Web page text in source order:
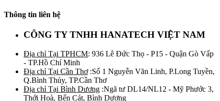
Thông tin liên hệ
CÔNG TY TNHH HANATECH VIỆT NAM
Địa chỉ Tại TPHCM: 936 Lê Đức Thọ - P15 - Quận Gò Vấp
- TP.Hồ Chí Minh
Địa chỉ Tại Cần Thơ:Số 1 Nguyễn Văn Linh, P.Long Tuyền,
Q.Bình Thủy, TP.Cần Thơ
Địa chỉ Tại Bình Dương :Ngã tư DL14/NL12 - Mỹ Phước 3,
Thới Hoà, Bến Cát, Bình Dương